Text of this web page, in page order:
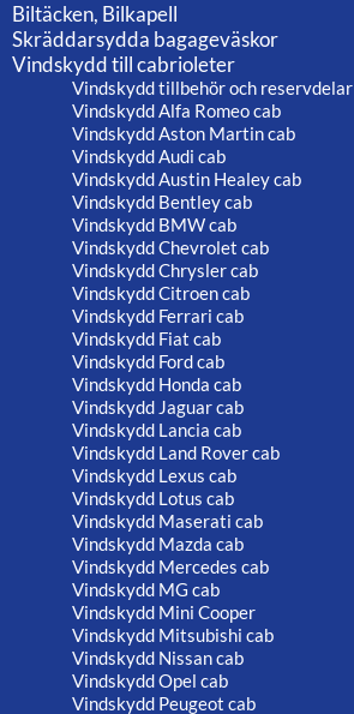
Biltäcken, Bilkapell
Skräddarsydda bagageväskor
Vindskydd till cabrioleter
Vindskydd tillbehör och reservdelar
Vindskydd Alfa Romeo cab
Vindskydd Aston Martin cab
Vindskydd Audi cab
Vindskydd Austin Healey cab
Vindskydd Bentley cab
Vindskydd BMW cab
Vindskydd Chevrolet cab
Vindskydd Chrysler cab
Vindskydd Citroen cab
Vindskydd Ferrari cab
Vindskydd Fiat cab
Vindskydd Ford cab
Vindskydd Honda cab
Vindskydd Jaguar cab
Vindskydd Lancia cab
Vindskydd Land Rover cab
Vindskydd Lexus cab
Vindskydd Lotus cab
Vindskydd Maserati cab
Vindskydd Mazda cab
Vindskydd Mercedes cab
Vindskydd MG cab
Vindskydd Mini Cooper
Vindskydd Mitsubishi cab
Vindskydd Nissan cab
Vindskydd Opel cab
Vindskydd Peugeot cab